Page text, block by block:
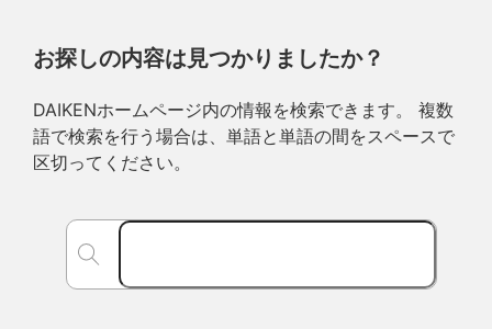
お探しの内容は見つかりましたか？
DAIKENホームページ内の情報を検索できます。 複数
語で検索を行う場合は、単語と単語の間をスペースで
区切ってください。